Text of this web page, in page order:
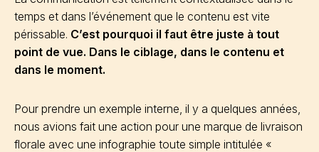
temps et dans l’événement que le contenu est vite
périssable. C’est pourquoi il faut être juste à tout
point de vue. Dans le ciblage, dans le contenu et
dans le moment.
Pour prendre un exemple interne, il y a quelques années,
nous avions fait une action pour une marque de livraison
florale avec une infographie toute simple intitulée «